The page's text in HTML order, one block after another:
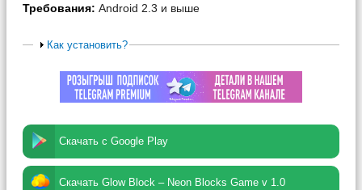
Требования: Android 2.3 и выше
Как установить?
Скачать с Google Play
Скачать Glow Block – Neon Blocks Game v 1.0